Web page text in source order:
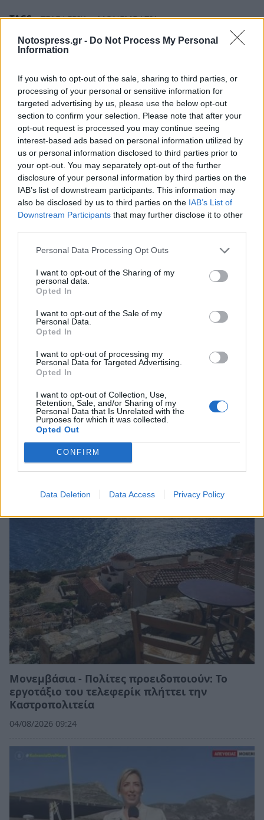
Notospress.gr - Do Not Process My Personal
Information
If you wish to opt-out of the sale, sharing to third parties, or
processing of your personal or sensitive information for
targeted advertising by us, please use the below opt-out
section to confirm your selection. Please note that after your
opt-out request is processed you may continue seeing
interest-based ads based on personal information utilized by
us or personal information disclosed to third parties prior to
your opt-out. You may separately opt-out of the further
disclosure of your personal information by third parties on the
IAB’s list of downstream participants. This information may
also be disclosed by us to third parties on the IAB’s List of
Downstream Participants that may further disclose it to other
Personal Data Processing Opt Outs
I want to opt-out of the Sharing of my
personal data.
Opted In
I want to opt-out of the Sale of my
Personal Data.
Opted In
I want to opt-out of processing my
Personal Data for Targeted Advertising.
Opted In
I want to opt-out of Collection, Use,
Retention, Sale, and/or Sharing of my
Personal Data that Is Unrelated with the
Purposes for which it was collected.
Opted Out
CONFIRM
Data Deletion Data Access Privacy Policy
TAGS: ΤΕΛΕΦΕΡΙΚ
ΜΟΝΕΜΒΑΣΙΑ
ΜΑΡΙΝΗΣ ΜΠΕΡΕΤΣΟΣ
Μονεμβάσια - Πολίτες προειδοποιούν: Το
εργοτάξιο του τελεφερίκ πλήττει την
Καστροπολιτεία
04/08/2026 09:24